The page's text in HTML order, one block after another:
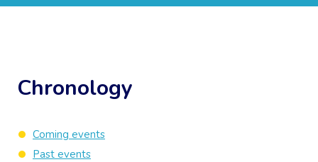
Chronology
Coming events
Past events